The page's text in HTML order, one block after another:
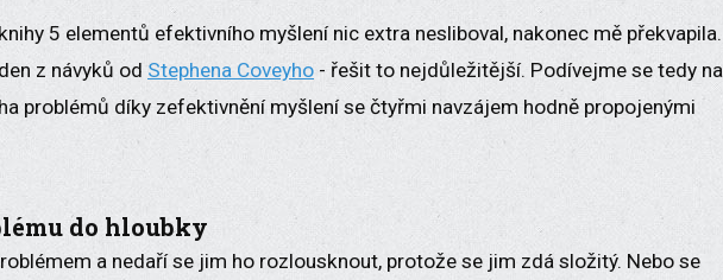
5 elementů efektivního myšlení nic extra nesliboval, nakonec mě překvapila.
z návyků od Stephena Coveyho - řešit to nejdůležitější. Podívejme se tedy na
problémů díky zefektivnění myšlení se čtyřmi navzájem hodně propojenými
do hloubky
a nedaří se jim ho rozlousknout, protože se jim zdá složitý. Nebo se